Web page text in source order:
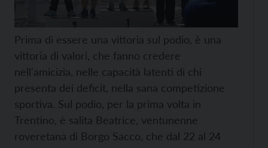
Prima di essere una vittoria sul podio, è una
vittoria di valori, che fanno credere
nell'amicizia, nelle capacità latenti di chi
presenta dei deficit, nella sana competizione
sportiva. Sul podio, per la prima volta in
Trentino, è salita Beatrice, ventunenne
roveretana di Borgo Sacco, che dal 22 al 24